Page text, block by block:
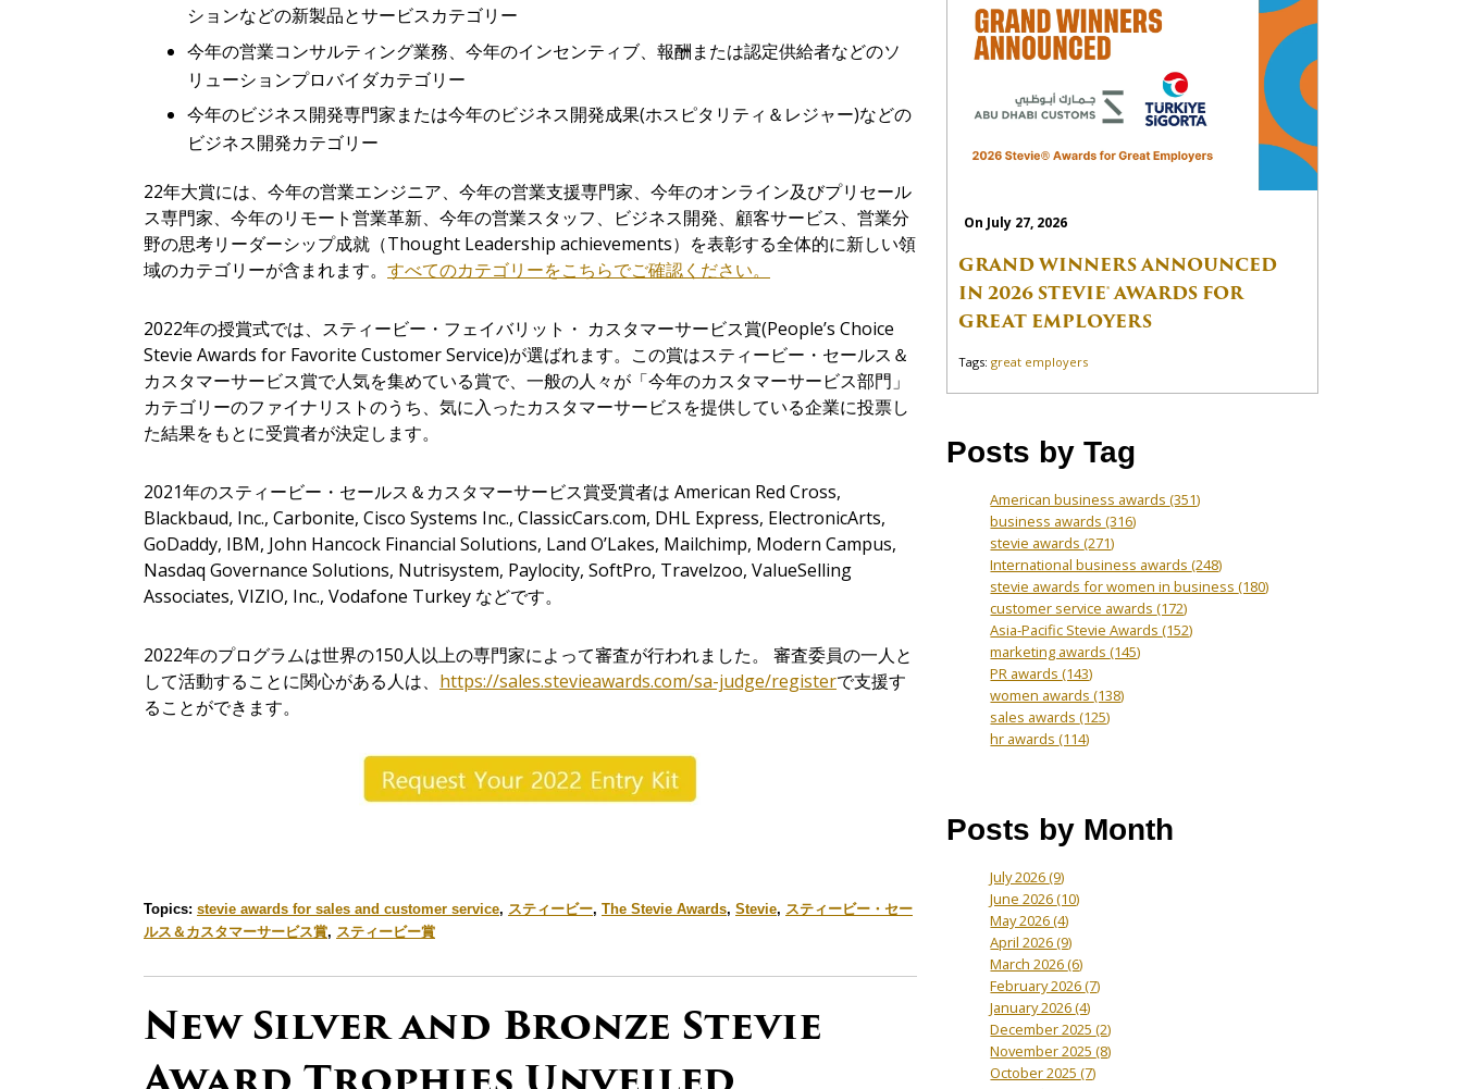
ションなどの新製品とサービスカテゴリー
今年の営業コンサルティング業務、今年のインセンティブ、報酬または認定供給者などのソ
リューションプロバイダカテゴリー
今年のビジネス開発専門家または今年のビジネス開発成果(ホスピタリティ＆レジャー)などの
ビジネス開発カテゴリー
22年大賞には、今年の営業エンジニア、今年の営業支援専門家、今年のオンライン及びプリセール
ス専門家、今年のリモー ト営業革新、今年の営業スタッフ、ビジネス開発、顧客サービス、 営業分
野の思考リ ーダーシップ成就（Thought Leadership achievements）を表彰する全体的に新しい領
域のカテゴリ ーが含まれます。 すべてのカテゴリ ーをこちらでご確認ください。
2022年の授賞式では、スティービー・フェイバリット・ カスタマーサービス賞(People’s Choice
Stevie Awards for Favorite Customer Service)が選ばれます。 この賞はスティービー・セールス＆
カスタマーサービス賞で人気を集めている賞で、一般の人々が「今年のカスタマーサービス部門」
カテゴリーのファイナリストのうち、気に入ったカスタマーサービスを提供している企業に投票し
た結果をもとに受賞者が決定します。
2021年のスティービー・ セールス＆カスタマーサービス賞受賞者は American Red Cross,
Blackbaud, Inc., Carbonite, Cisco Systems Inc., ClassicCars.com, DHL Express, ElectronicArts,
GoDaddy, IBM, John Hancock Financial Solutions, Land O’Lakes, Mailchimp, Modern Campus,
Nasdaq Governance Solutions, Nutrisystem, Paylocity, SoftPro, Travelzoo, ValueSelling
Associates, VIZIO, Inc., Vodafone Turkey などです。
2022年のプログラムは世界の150人以上の専門家によって審査が行われました。 審査委員の一人と
して活動することに関心がある人は、 https://sales.stevieawards.com/sa-judge/registerで支援す
ることができます。
Topics: stevie awards for sales and customer service, スティービー, The Stevie Awards, Stevie, スティービー・セー
ルス＆カスタマーサービス賞, スティービー賞
New Silver and Bronze Stevie
On July 27, 2026
GRAND WINNERS ANNOUNCED
IN 2026 STEVIE® AWARDS FOR
GREAT EMPLOYERS
Tags:great employers
Posts by Tag
American business awards(351)
business awards(316)
stevie awards(271)
International business awards(248)
stevie awards for women in business(180)
customer service awards(172)
Asia-Pacific Stevie Awards(152)
marketing awards(145)
PR awards(143)
women awards(138)
sales awards(125)
hr awards(114)
Posts by Month
July 2026(9)
June 2026(10)
May 2026(4)
April 2026(9)
March 2026(6)
February 2026(7)
January 2026(4)
December 2025(2)
November 2025(8)
October 2025(7)